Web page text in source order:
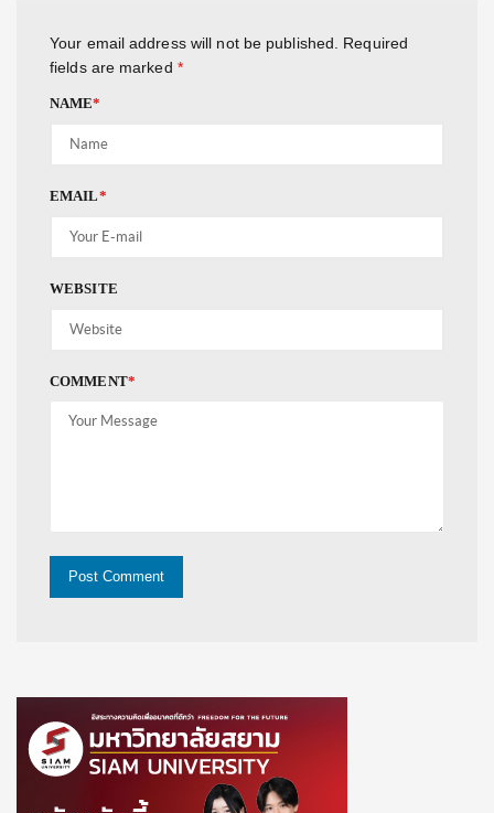
Your email address will not be published.
Required
fields are marked *
NAME*
EMAIL*
WEBSITE
COMMENT*